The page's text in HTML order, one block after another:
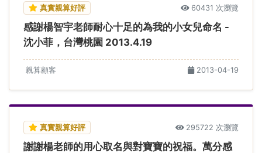
真實親算好評 60431 次瀏覽
感謝楊智宇老師耐心十足的為我的小女兒命名 -
沈小菲，台灣桃園 2013.4.19
親算顧客 2013-04-19
真實親算好評 295722 次瀏覽
謝謝楊老師的用心取名與對寶寶的祝福。萬分感